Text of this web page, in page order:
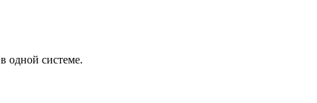
одной системе.